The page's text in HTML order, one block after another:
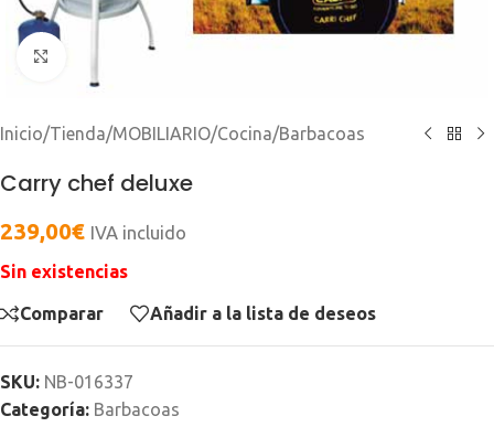
Clic para ampliar
Inicio/Tienda/MOBILIARIO/Cocina/Barbacoas
Carry chef deluxe
239,00€ IVA incluido
Sin existencias
Comparar Añadir a la lista de deseos
SKU: NB-016337
Categoría: Barbacoas